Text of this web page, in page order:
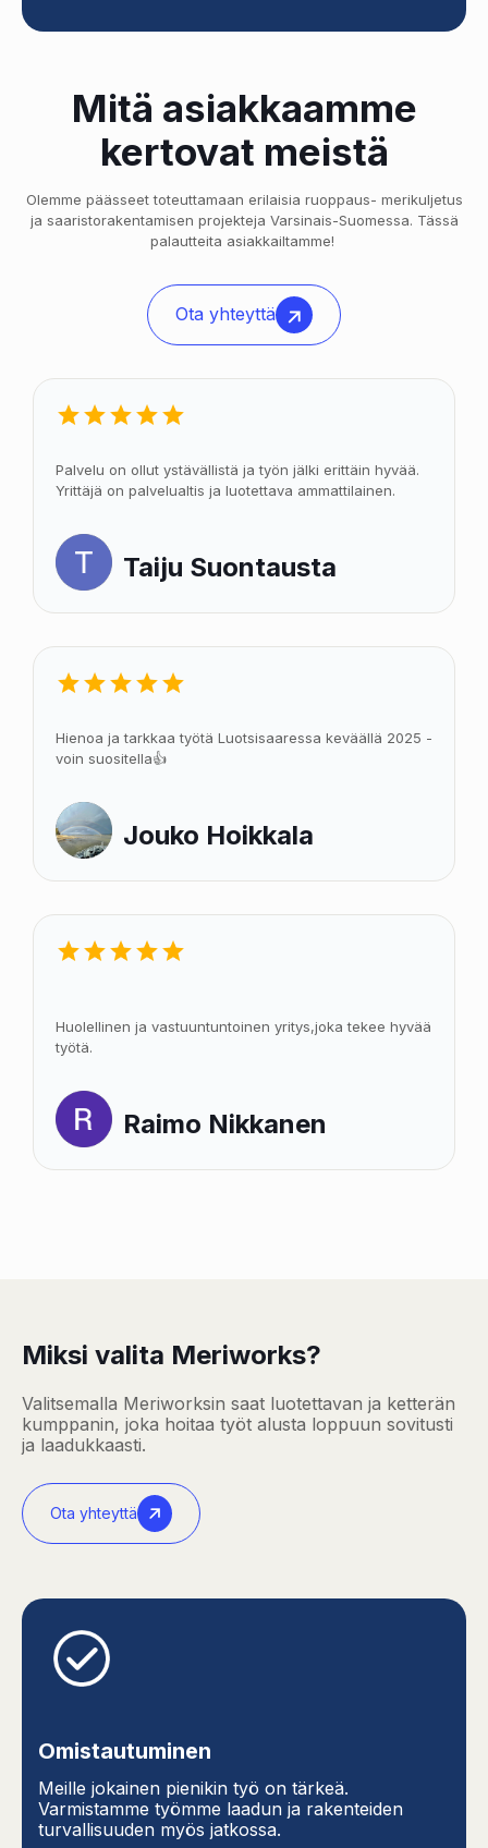
Mitä asiakkaamme
kertovat meistä
Olemme päässeet toteuttamaan erilaisia ruoppaus- merikuljetus
ja saaristorakentamisen projekteja Varsinais-Suomessa. Tässä
palautteita asiakkailtamme!
Ota yhteyttä
Palvelu on ollut ystävällistä ja työn jälki erittäin hyvää.
Yrittäjä on palvelualtis ja luotettava ammattilainen.
Taiju Suontausta
Hienoa ja tarkkaa työtä Luotsisaaressa keväällä 2025 -
voin suositella👍
Jouko Hoikkala
Huolellinen ja vastuuntuntoinen yritys,joka tekee hyvää
työtä.
Raimo Nikkanen
Miksi valita Meriworks?
Valitsemalla Meriworksin saat luotettavan ja ketterän
kumppanin, joka hoitaa työt alusta loppuun sovitusti
ja laadukkaasti.
Ota yhteyttä
Omistautuminen
Meille jokainen pienikin työ on tärkeä.
Varmistamme työmme laadun ja rakenteiden
turvallisuuden myös jatkossa.